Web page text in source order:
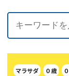
マラサダ ０歳